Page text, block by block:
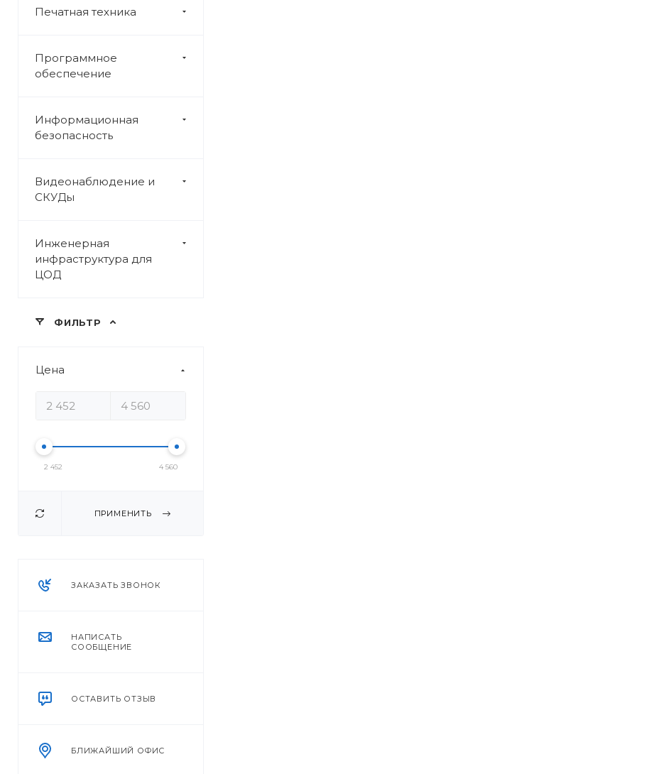
Печатная техника
Программное
обеспечение
Информационная
безопасность
Видеонаблюдение и
СКУДы
Инженерная
инфраструктура для
ЦОД
ФИЛЬТР
Цена
2 452 4 560
ПРИМЕНИТЬ
ЗАКАЗАТЬ ЗВОНОК
НАПИСАТЬ
СООБЩЕНИЕ
ОСТАВИТЬ ОТЗЫВ
БЛИЖАЙШИЙ ОФИС